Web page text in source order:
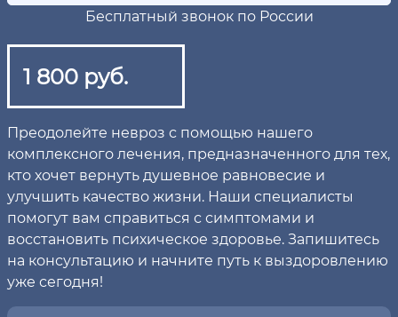
Бесплатный звонок по России
1 800 руб.
Преодолейте невроз с помощью нашего
комплексного лечения, предназначенного для тех,
кто хочет вернуть душевное равновесие и
улучшить качество жизни. Наши специалисты
помогут вам справиться с симптомами и
восстановить психическое здоровье. Запишитесь
на консультацию и начните путь к выздоровлению
уже сегодня!